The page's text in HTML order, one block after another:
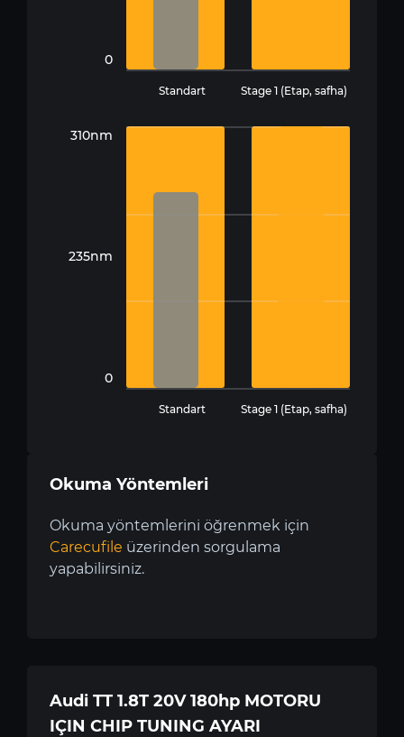
0
Standart Stage 1 (Etap, safha)
310nm
235nm
0
Standart Stage 1 (Etap, safha)
Okuma Yöntemleri
Okuma yöntemlerini öğrenmek için
Carecufile üzerinden sorgulama
yapabilirsiniz.
Audi TT 1.8T 20V 180hp MOTORU
IÇIN CHIP TUNING AYARI